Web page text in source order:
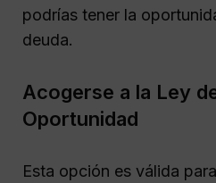
podrías tener la
deuda.
Acogerse a la Ley
Oportunidad
Esta opción es válida